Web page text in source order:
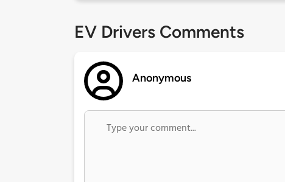
EV Drivers Comments
Anonymous